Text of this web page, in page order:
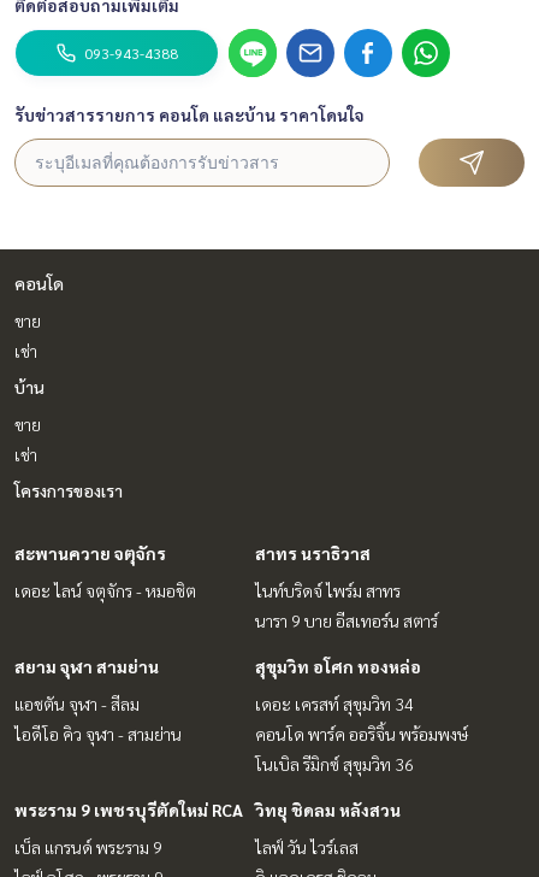
ติดต่อสอบถามเพิ่มเติม
093-943-4388
รับข่าวสารรายการ คอนโด และบ้าน ราคาโดนใจ
คอนโด
ขาย
เช่า
บ้าน
ขาย
เช่า
โครงการของเรา
สะพานควาย จตุจักร
เดอะ ไลน์ จตุจักร - หมอชิต
สาทร นราธิวาส
ไนท์บริดจ์ ไพร์ม สาทร
นารา 9 บาย อีสเทอร์น สตาร์
สยาม จุฬา สามย่าน
แอชตัน จุฬา - สีลม
ไอดีโอ คิว จุฬา - สามย่าน
สุขุมวิท อโศก ทองหล่อ
เดอะ เครสท์ สุขุมวิท 34
คอนโด พาร์ค ออริจิ้น พร้อมพงษ์
โนเบิล รีมิกซ์ สุขุมวิท 36
พระราม 9 เพชรบุรีตัดใหม่ RCA
เบ็ล แกรนด์ พระราม 9
วิทยุ ชิดลม หลังสวน
ไลฟ์ วัน ไวร์เลส